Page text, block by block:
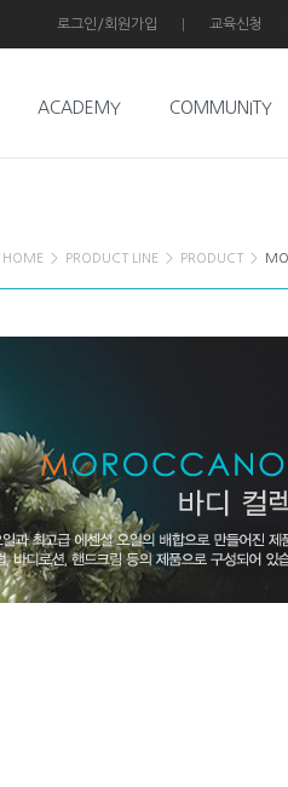
로그인/회원가입 교육신청
ACADEMY COMMUNITY
HOME > PRODUCT LINE > PRODUCT >